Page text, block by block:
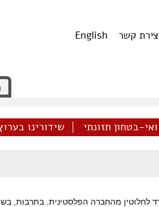
קשר English
בטחון תזונתי שידורינו בערוץ
מהחברה הפלסטינית. בתרבות,